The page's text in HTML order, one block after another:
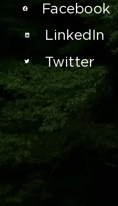
Facebook
LinkedIn
Twitter